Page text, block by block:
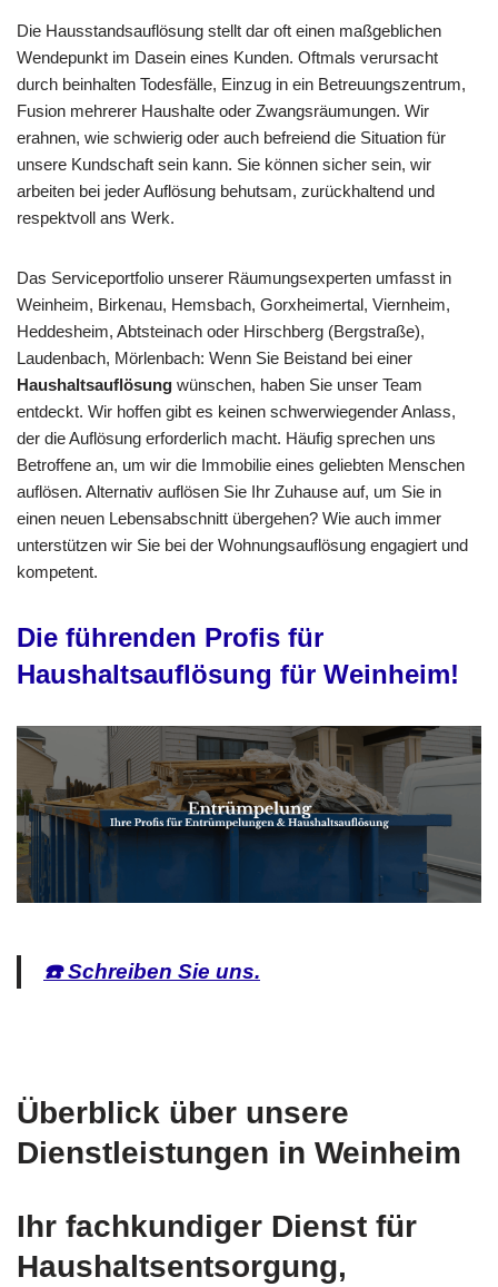
Die Hausstandsauflösung stellt dar oft einen maßgeblichen
Wendepunkt im Dasein eines Kunden. Oftmals verursacht
durch beinhalten Todesfälle, Einzug in ein Betreuungszentrum,
Fusion mehrerer Haushalte oder Zwangsräumungen. Wir
erahnen, wie schwierig oder auch befreiend die Situation für
unsere Kundschaft sein kann. Sie können sicher sein, wir
arbeiten bei jeder Auflösung behutsam, zurückhaltend und
respektvoll ans Werk.
Das Serviceportfolio unserer Räumungsexperten umfasst in
Weinheim, Birkenau, Hemsbach, Gorxheimertal, Viernheim,
Heddesheim, Abtsteinach oder Hirschberg (Bergstraße),
Laudenbach, Mörlenbach: Wenn Sie Beistand bei einer
Haushaltsauflösung wünschen, haben Sie unser Team
entdeckt. Wir hoffen gibt es keinen schwerwiegender Anlass,
der die Auflösung erforderlich macht. Häufig sprechen uns
Betroffene an, um wir die Immobilie eines geliebten Menschen
auflösen. Alternativ auflösen Sie Ihr Zuhause auf, um Sie in
einen neuen Lebensabschnitt übergehen? Wie auch immer
unterstützen wir Sie bei der Wohnungsauflösung engagiert und
kompetent.
Die führenden Profis für
Haushaltsauflösung für Weinheim!
☎️ Schreiben Sie uns.
Überblick über unsere
Dienstleistungen in Weinheim
Ihr fachkundiger Dienst für
Haushaltsentsorgung,